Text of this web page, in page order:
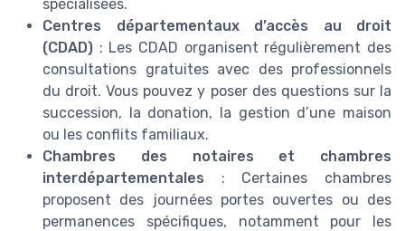
spécialisées.
Centres départementaux d’accès au droit
(CDAD) : Les CDAD organisent régulièrement des
consultations gratuites avec des professionnels
du droit. Vous pouvez y poser des questions sur la
succession, la donation, la gestion d’une maison
ou les conflits familiaux.
Chambres des notaires et chambres
interdépartementales : Certaines chambres
proposent des journées portes ouvertes ou des
permanences spécifiques, notamment pour les